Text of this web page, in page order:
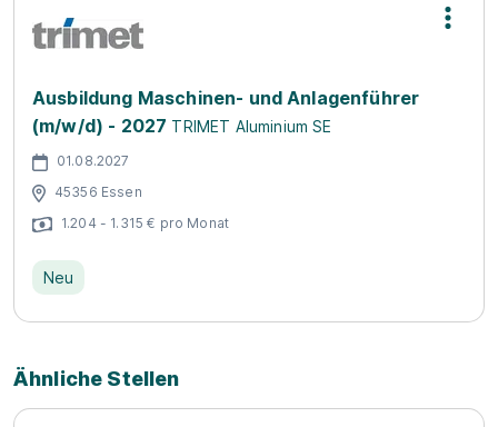
Ausbildung Maschinen- und Anlagenführer
(m/w/d) - 2027 TRIMET Aluminium SE
01.08.2027
45356 Essen
1.204 - 1.315 € pro Monat
Neu
Ähnliche Stellen